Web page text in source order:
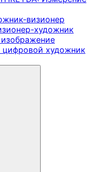
художник
художник